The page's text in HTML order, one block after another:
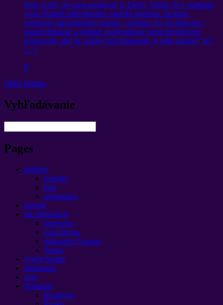
Som si istý, že moja osobnosť je Entity. Verím, že v podstate
svoje vlastné individualitu, pretože tvrdenia, že moja
osobnosť má konkrétny obsah – axióma. To, čo šetrí mi z
museli dokázať a chrániť svoje zdravie pred zbytočnými
hemoroidy. ale! tk. každý má Osobnosti, je jeho vlastný “ja”,
[…]
8
Older Entries
Vyhľadávanie
Pages
môžete!
kontakt
bod
spolupráca
projekt
tok informácií
proroctvo
cena života
stiahnutie Cosmos
forum
vyučil Spirits
ultimatum
veta
Помощь
Беларусь